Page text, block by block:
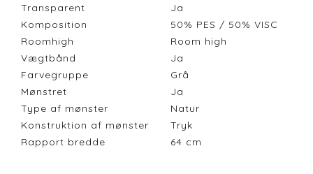
Transparent
Ja
Komposition
50% PES / 50% VISC
Roomhigh
Room high
Vægtbånd
Ja
Farvegruppe
Grå
Mønstret
Ja
Type af mønster
Natur
Konstruktion af mønster
Tryk
Rapport bredde
64 cm